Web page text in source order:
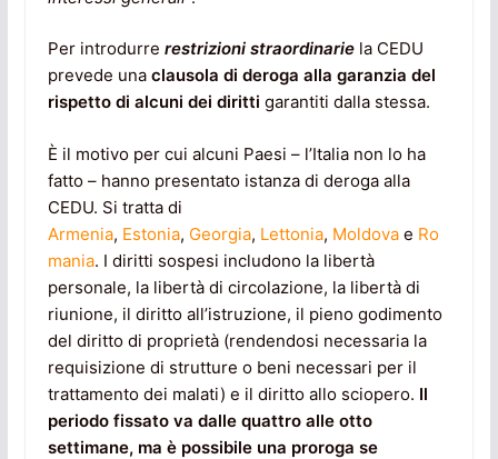
Per introdurre restrizioni straordinariela CEDU
prevede unaclausola di deroga alla garanzia del
rispetto di alcuni dei diritti garantiti dalla stessa.
È il motivo per cui alcuni Paesi – l’Italia non lo ha
fatto – hanno presentato istanza di deroga alla
CEDU. Si tratta di
Armenia, Estonia, Georgia, Lettonia, Moldovae Ro
mania. I diritti sospesi includono la libertà
personale, la libertà di circolazione, la libertà di
riunione, il diritto all’istruzione, il pieno godimento
del diritto di proprietà (rendendosi necessaria la
requisizione di strutture o beni necessari per il
trattamento dei malati) e il diritto allo sciopero. Il
periodo fissato va dalle quattro alle otto
settimane, ma è possibile una proroga se